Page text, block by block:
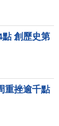
創歷史第
重挫逾千點